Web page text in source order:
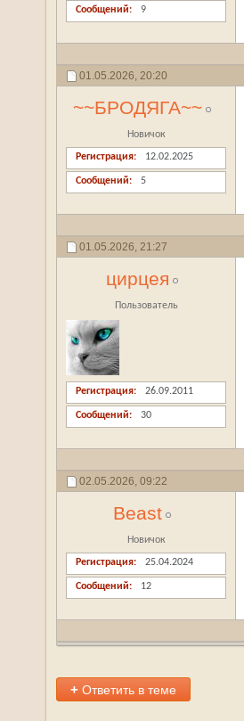
Сообщений 9
01.05.2026, 20:20
~~БРОДЯГА~~
Новичок
Регистрация 12.02.2025
Сообщений 5
01.05.2026, 21:27
цирцея
Пользователь
Регистрация 26.09.2011
Сообщений 30
02.05.2026, 09:22
Beast
Новичок
Регистрация 25.04.2024
Сообщений 12
+ Ответить в теме